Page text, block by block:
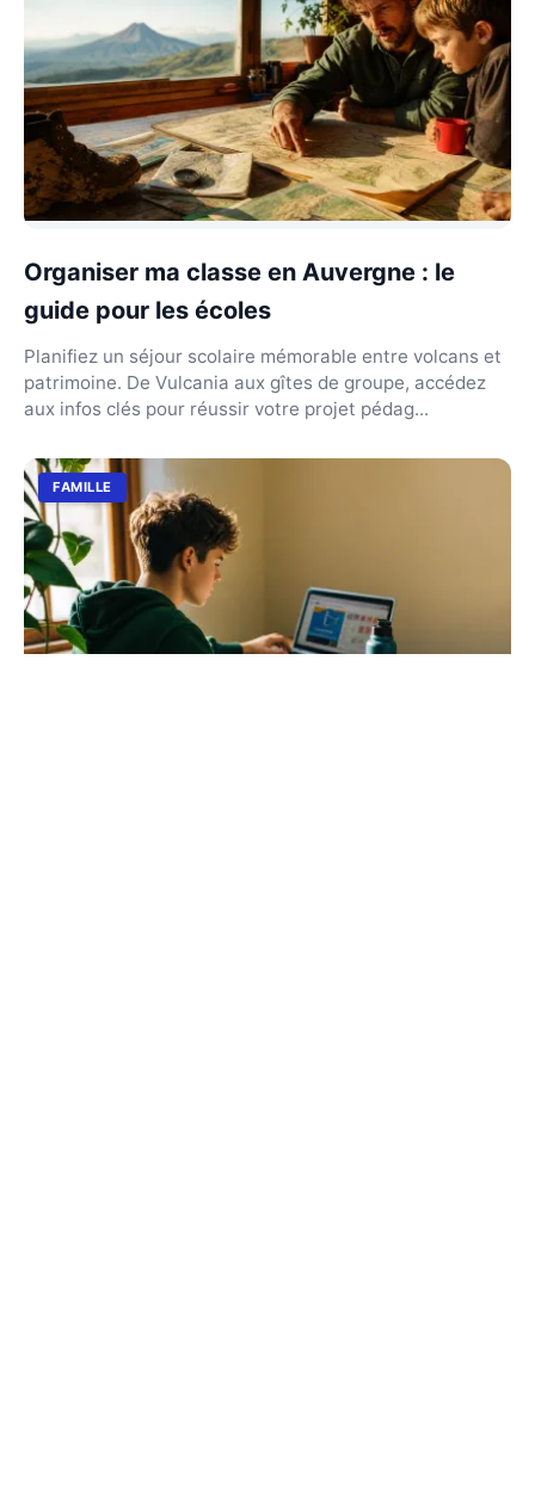
Organiser ma classe en Auvergne : le
guide pour les écoles
Planifiez un séjour scolaire mémorable entre volcans et
patrimoine. De Vulcania aux gîtes de groupe, accédez
aux infos clés pour réussir votre projet pédag...
FAMILLE